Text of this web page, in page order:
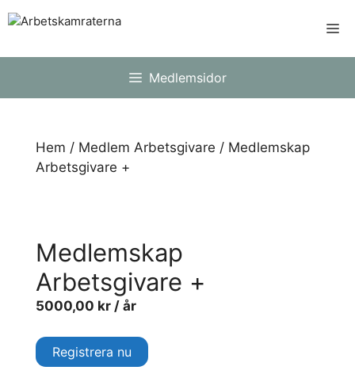
Hoppa
till
Medlemsidor
Hem / Medlem Arbetsgivare / Medlemskap
Arbetsgivare +
Medlemskap
Arbetsgivare +
5000,00 kr / år
Medlemskap
Arbetsgivare
Registrera nu